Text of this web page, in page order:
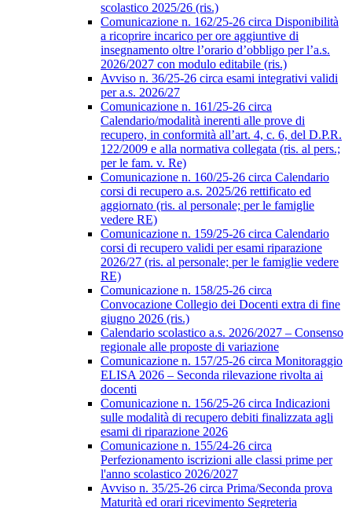
scolastico 2025/26 (ris.)
Comunicazione n. 162/25-26 circa Disponibilità
a ricoprire incarico per ore aggiuntive di
insegnamento oltre l’orario d’obbligo per l’a.s.
2026/2027 con modulo editabile (ris.)
Avviso n. 36/25-26 circa esami integrativi validi
per a.s. 2026/27
Comunicazione n. 161/25-26 circa
Calendario/modalità inerenti alle prove di
recupero, in conformità all’art. 4, c. 6, del D.P.R.
122/2009 e alla normativa collegata (ris. al pers.;
per le fam. v. Re)
Comunicazione n. 160/25-26 circa Calendario
corsi di recupero a.s. 2025/26 rettificato ed
aggiornato (ris. al personale; per le famiglie
vedere RE)
Comunicazione n. 159/25-26 circa Calendario
corsi di recupero validi per esami riparazione
2026/27 (ris. al personale; per le famiglie vedere
RE)
Comunicazione n. 158/25-26 circa
Convocazione Collegio dei Docenti extra di fine
giugno 2026 (ris.)
Calendario scolastico a.s. 2026/2027 – Consenso
regionale alle proposte di variazione
Comunicazione n. 157/25-26 circa Monitoraggio
ELISA 2026 – Seconda rilevazione rivolta ai
docenti
Comunicazione n. 156/25-26 circa Indicazioni
sulle modalità di recupero debiti finalizzata agli
esami di riparazione 2026
Comunicazione n. 155/24-26 circa
Perfezionamento iscrizioni alle classi prime per
l'anno scolastico 2026/2027
Avviso n. 35/25-26 circa Prima/Seconda prova
Maturità ed orari ricevimento Segreteria